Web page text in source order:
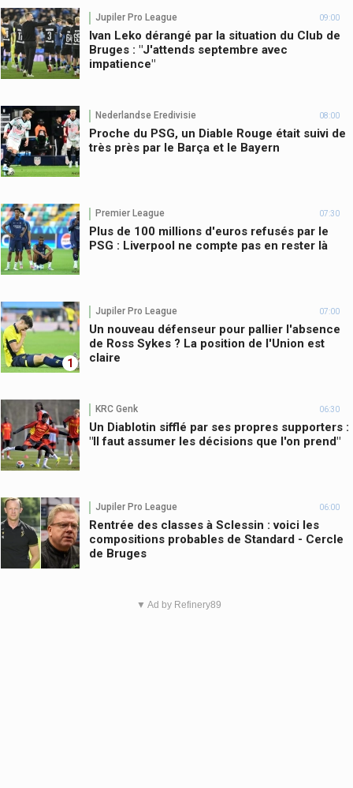
Jupiler Pro League 09:00
Ivan Leko dérangé par la situation du Club de
Bruges : "J'attends septembre avec
impatience"
Nederlandse Eredivisie 08:00
Proche du PSG, un Diable Rouge était suivi de
très près par le Barça et le Bayern
Premier League 07:30
Plus de 100 millions d'euros refusés par le
PSG : Liverpool ne compte pas en rester là
1
Jupiler Pro League 07:00
Un nouveau défenseur pour pallier l'absence
de Ross Sykes ? La position de l'Union est
claire
KRC Genk 06:30
Un Diablotin sifflé par ses propres supporters :
"Il faut assumer les décisions que l'on prend"
Jupiler Pro League 06:00
Rentrée des classes à Sclessin : voici les
compositions probables de Standard - Cercle
de Bruges
▼ Ad by Refinery89